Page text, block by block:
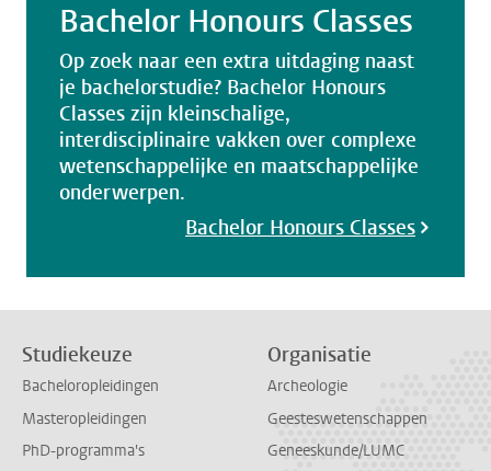
Bachelor Honours Classes
Op zoek naar een extra uitdaging naast
je bachelorstudie? Bachelor Honours
Classes zijn kleinschalige,
interdisciplinaire vakken over complexe
wetenschappelijke en maatschappelijke
onderwerpen.
Bachelor Honours Classes
Studiekeuze
Bacheloropleidingen
Masteropleidingen
PhD-programma's
Organisatie
Archeologie
Geesteswetenschappen
Geneeskunde/LUMC